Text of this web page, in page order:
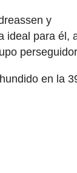
y
ideal para él,
en la